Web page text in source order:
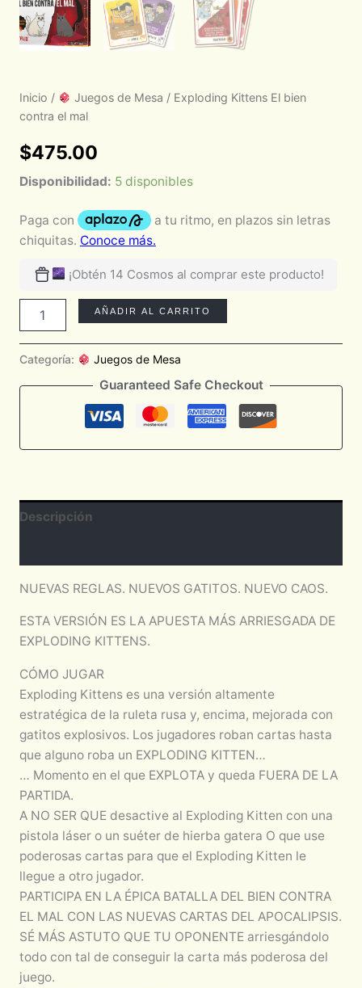
Inicio / Juegos de Mesa / Exploding Kittens El bien
contra el mal
$475.00
Disponibilidad: 5 disponibles
¡Obtén 14 Cosmos al comprar este producto!
AÑADIR AL CARRITO
Categoría: Juegos de Mesa
Guaranteed Safe Checkout
Descripción
NUEVAS REGLAS. NUEVOS GATITOS. NUEVO CAOS.
ESTA VERSIÓN ES LA APUESTA MÁS ARRIESGADA DE
EXPLODING KITTENS.
CÓMO JUGAR
Exploding Kittens es una versión altamente
estratégica de la ruleta rusa y, encima, mejorada con
gatitos explosivos. Los jugadores roban cartas hasta
que alguno roba un EXPLODING KITTEN…
… Momento en el que EXPLOTA y queda FUERA DE LA
PARTIDA.
A NO SER QUE desactive al Exploding Kitten con una
pistola láser o un suéter de hierba gatera O que use
poderosas cartas para que el Exploding Kitten le
llegue a otro jugador.
PARTICIPA EN LA ÉPICA BATALLA DEL BIEN CONTRA
EL MAL CON LAS NUEVAS CARTAS DEL APOCALIPSIS.
SÉ MÁS ASTUTO QUE TU OPONENTE arriesgándolo
todo con tal de conseguir la carta más poderosa del
juego.